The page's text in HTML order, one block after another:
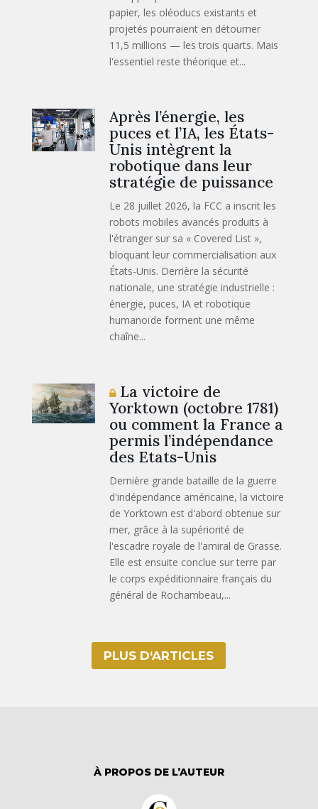
papier, les oléoducs existants et
projetés pourraient en détourner
11,5 millions — les trois quarts. Mais
l'essentiel reste théorique et...
Après l’énergie, les
puces et l’IA, les États-
Unis intègrent la
robotique dans leur
stratégie de puissance
Le 28 juillet 2026, la FCC a inscrit les
robots mobiles avancés produits à
l'étranger sur sa « Covered List »,
bloquant leur commercialisation aux
États-Unis. Derrière la sécurité
nationale, une stratégie industrielle :
énergie, puces, IA et robotique
humanoïde forment une même
chaîne...
La victoire de
Yorktown (octobre 1781)
ou comment la France a
permis l’indépendance
des Etats-Unis
Dernière grande bataille de la guerre
d'indépendance américaine, la victoire
de Yorktown est d'abord obtenue sur
mer, grâce à la supériorité de
l'escadre royale de l'amiral de Grasse.
Elle est ensuite conclue sur terre par
le corps expéditionnaire français du
général de Rochambeau,...
PLUS D‘ARTICLES
À PROPOS DE L’AUTEUR